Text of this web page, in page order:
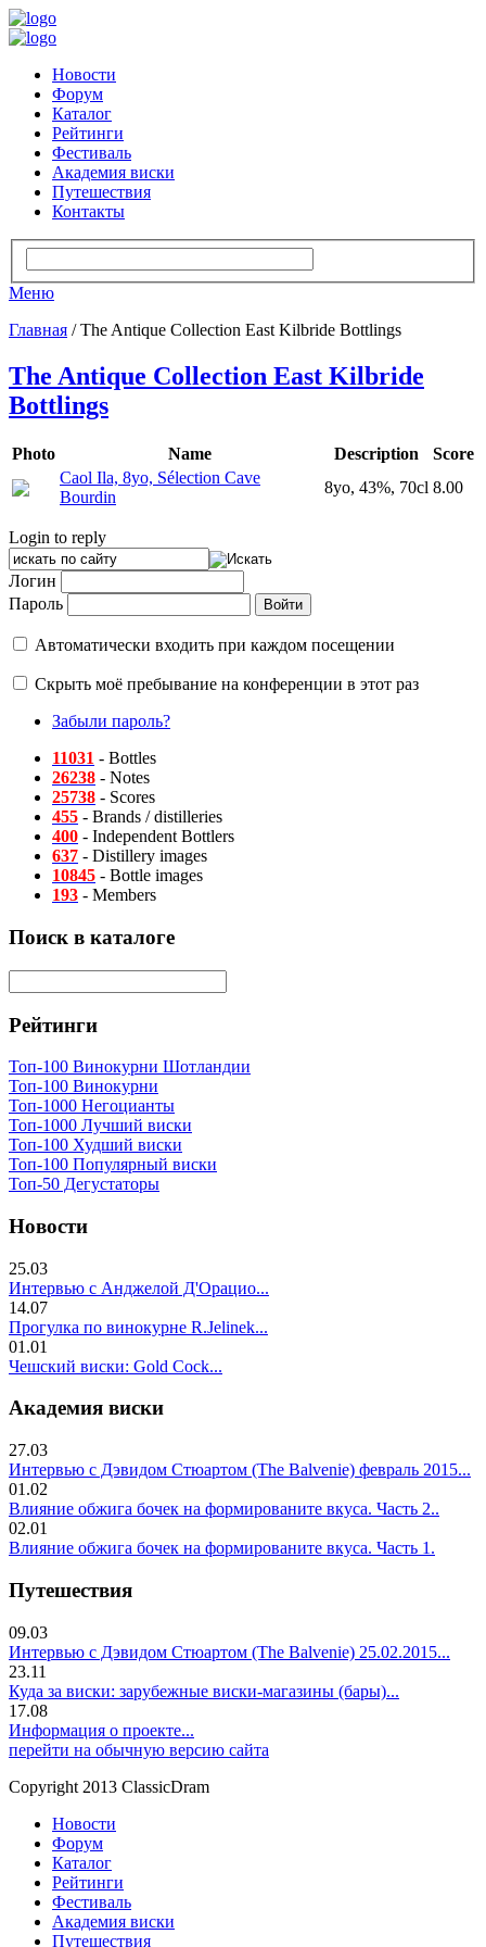
Новости
Форум
Каталог
Рейтинги
Фестиваль
Академия виски
Путешествия
Контакты
Меню
Главная / The Antique Collection East Kilbride Bottlings
The Antique Collection East Kilbride
Bottlings
Photo Name Description
Score
Caol Ila, 8yo, Sélection Cave
Bourdin
8yo, 43%, 70cl 8.00
Login to reply
Логин
Пароль
Автоматически входить при каждом посещении
Скрыть моё пребывание на конференции в этот раз
Забыли пароль?
11031 - Bottles
26238 - Notes
25738 - Scores
455 - Brands / distilleries
400 - Independent Bottlers
637 - Distillery images
10845 - Bottle images
193 - Members
Поиск в каталоге
Рейтинги
Топ-100 Винокурни Шотландии
Топ-100 Винокурни
Топ-1000 Негоцианты
Топ-1000 Лучший виски
Топ-100 Худший виски
Топ-100 Популярный виски
Топ-50 Дегустаторы
Новости
25.03
Интервью с Анджелой Д'Орацио...
14.07
Прогулка по винокурне R.Jelinek...
01.01
Чешский виски: Gold Cock...
Академия виски
27.03
Интервью с Дэвидом Стюартом (The Balvenie) февраль 2015...
01.02
Влияние обжига бочек на формированите вкуса. Часть 2..
02.01
Влияние обжига бочек на формированите вкуса. Часть 1.
Путешествия
09.03
Интервью с Дэвидом Стюартом (The Balvenie) 25.02.2015...
23.11
Куда за виски: зарубежные виски-магазины (бары)...
17.08
Информация о проекте...
перейти на обычную версию сайта
Copyright 2013 ClassicDram
Новости
Форум
Каталог
Рейтинги
Фестиваль
Академия виски
Путешествия